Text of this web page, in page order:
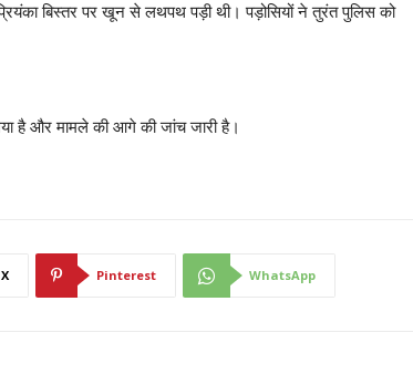
बिस्तर पर खून से लथपथ पड़ी थी। पड़ोसियों ने तुरंत पुलिस को
है और मामले की आगे की जांच जारी है।
X Pinterest WhatsApp